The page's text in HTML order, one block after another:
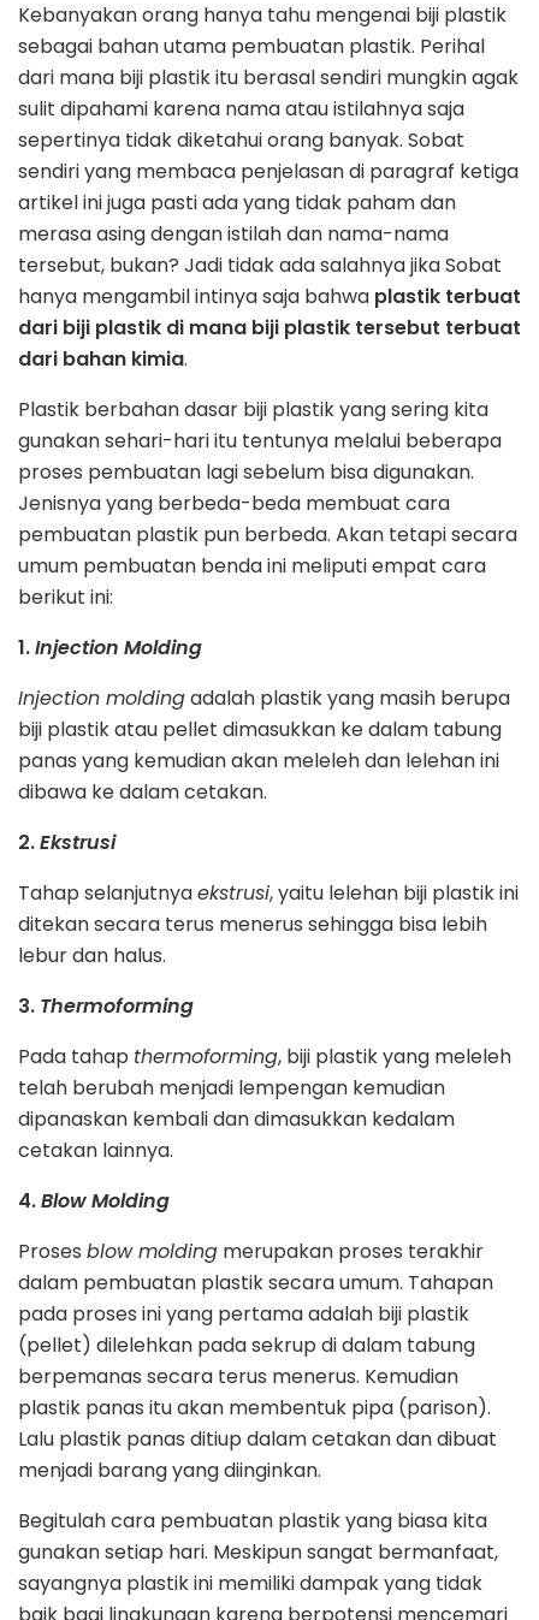
Kebanyakan orang hanya tahu mengenai biji plastik
sebagai bahan utama pembuatan plastik. Perihal
dari mana biji plastik itu berasal sendiri mungkin agak
sulit dipahami karena nama atau istilahnya saja
sepertinya tidak diketahui orang banyak. Sobat
sendiri yang membaca penjelasan di paragraf ketiga
artikel ini juga pasti ada yang tidak paham dan
merasa asing dengan istilah dan nama-nama
tersebut, bukan? Jadi tidak ada salahnya jika Sobat
hanya mengambil intinya saja bahwa plastik terbuat
dari biji plastik di mana biji plastik tersebut terbuat
dari bahan kimia.
Plastik berbahan dasar biji plastik yang sering kita
gunakan sehari-hari itu tentunya melalui beberapa
proses pembuatan lagi sebelum bisa digunakan.
Jenisnya yang berbeda-beda membuat cara
pembuatan plastik pun berbeda. Akan tetapi secara
umum pembuatan benda ini meliputi empat cara
berikut ini:
1.Injection Molding
Injection moldingadalah plastik yang masih berupa
biji plastik atau pellet dimasukkan ke dalam tabung
panas yang kemudian akan meleleh dan lelehan ini
dibawa ke dalam cetakan.
2.Ekstrusi
Tahap selanjutnyaekstrusi, yaitu lelehan biji plastik ini
ditekan secara terus menerus sehingga bisa lebih
lebur dan halus.
3. Thermoforming
Pada tahap thermoforming, biji plastik yang meleleh
telah berubah menjadi lempengan kemudian
dipanaskan kembali dan dimasukkan kedalam
cetakan lainnya.
4.Blow Molding
Proses blow molding merupakan proses terakhir
dalam pembuatan plastik secara umum. Tahapan
pada proses ini yang pertama adalah biji plastik
(pellet) dilelehkan pada sekrup di dalam tabung
berpemanas secara terus menerus. Kemudian
plastik panas itu akan membentuk pipa (parison).
Lalu plastik panas ditiup dalam cetakan dan dibuat
menjadi barang yang diinginkan.
Begitulah cara pembuatan plastik yang biasa kita
gunakan setiap hari. Meskipun sangat bermanfaat,
sayangnya plastik ini memiliki dampak yang tidak